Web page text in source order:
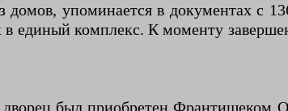
домов, упоминается в документах с
комплекс. К моменту
был приобретен